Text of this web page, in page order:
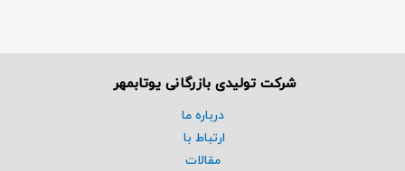
شرکت تولیدی بازرگانی یوتابمهر
درباره ما
ارتباط با
مقالات